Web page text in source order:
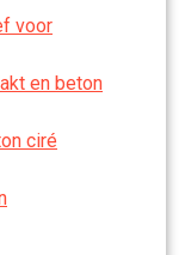
voor
en beton
ciré